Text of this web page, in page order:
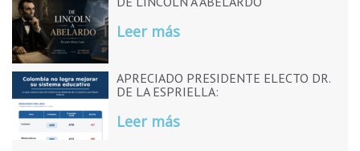
Leer más
APRECIADO PRESIDENTE ELECTO DR.
DE LA ESPRIELLA:
Leer más